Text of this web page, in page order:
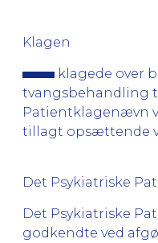
Klagen
klagede over
tvangsbehandling
Patientklagenævn
tillagt opsættende
Det Psykiatriske
Det Psykiatriske
godkendte ved